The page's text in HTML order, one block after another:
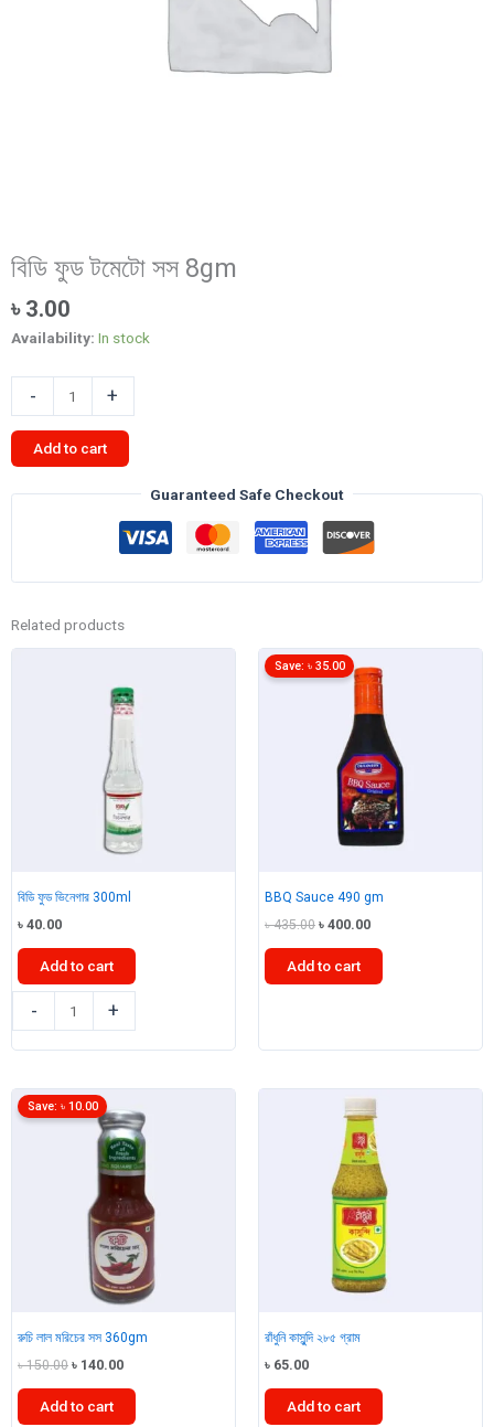
বিডি ফুড টমেটো সস 8gm
৳ 3.00
Availability: In stock
-
ফুড
টমেটো
সস
+
Add to cart
Guaranteed Safe Checkout
Related products
বিডি ফুড ভিনেগার 300ml
৳ 40.00
Add to cart
-
ফুড
ভিনেগার
quantity
+
BBQ Sauce 490 gm
৳435.00 Original
was:
৳ 435.00.
৳ 400.00Current
is:
৳ 400.00.
Save: ৳ 35.00
Add to cart
490
রুচি লাল মরিচের সস 360gm
৳150.00 Original
was:
৳ 150.00.
৳ 140.00Current
is:
৳ 140.00.
Save: ৳ 10.00
Add to cart
রাঁধুনি কাসুন্দি ২৮৫ গ্রাম
৳ 65.00
Add to cart